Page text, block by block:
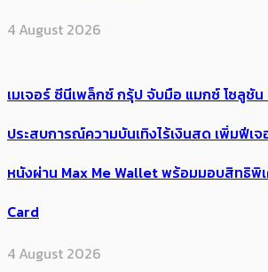
4 August 2026
เมเจอร์ ซีนีเพล็กซ์ กรุ้ป จับมือ แมกซ์ โซลูชั
ประสบการณ์ความบันเทิงไร้เงินสด เพิ่มฟีเจ
หนังผ่าน Max Me Wallet พร้อมมอบสิทธิพิ
Card
4 August 2026